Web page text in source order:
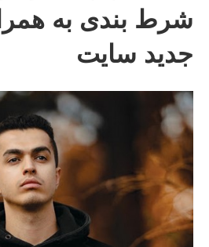
شرط بندی به
جدید سایت